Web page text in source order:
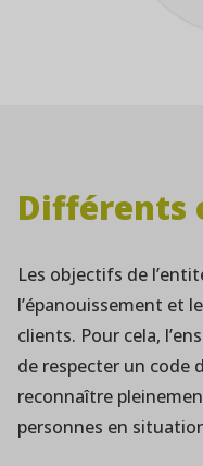
Différents
Les objectifs de
l’épanouissement et
clients. Pour cela,
de respecter un code
reconnaître
personnes en